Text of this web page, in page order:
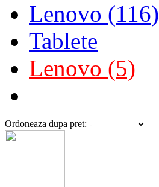
Lenovo (116)
Tablete
Lenovo (5)
Ordoneaza dupa pret: